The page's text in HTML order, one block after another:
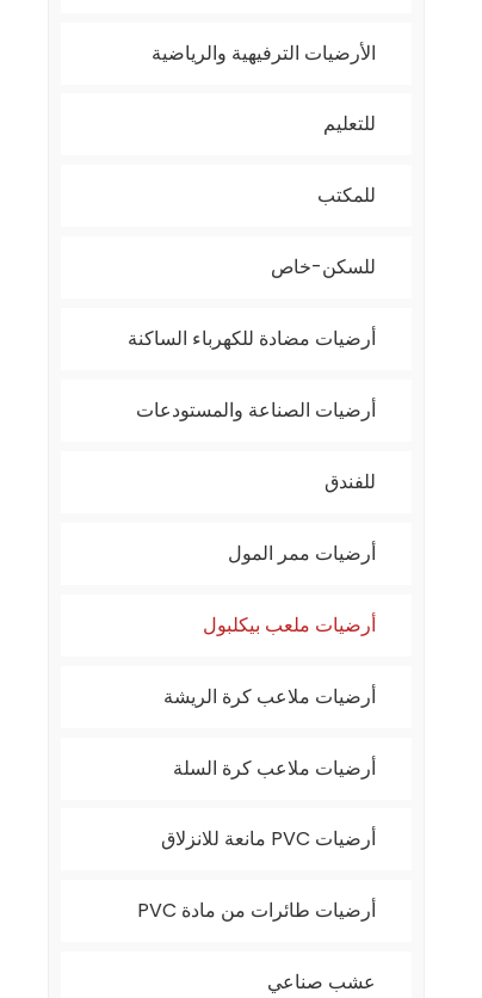
الأرضيات الترفيهية والرياضية
للتعليم
للمكتب
للسكن-خاص
أرضيات مضادة للكهرباء الساكنة
أرضيات الصناعة والمستودعات
للفندق
أرضيات ممر المول
أرضيات ملعب بيكلبول
أرضيات ملاعب كرة الريشة
أرضيات ملاعب كرة السلة
أرضيات PVC مانعة للانزلاق
أرضيات طائرات من مادة PVC
عشب صناعي